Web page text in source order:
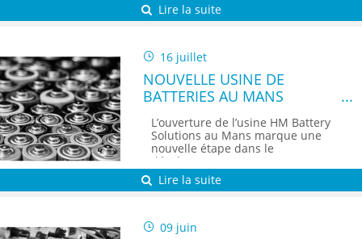
Lire la suite
16 juillet
NOUVELLE USINE DE
BATTERIES AU MANS
L’ouverture de l’usine HM Battery
Solutions au Mans marque une
nouvelle étape dans le
développeme...
Lire la suite
09 juin